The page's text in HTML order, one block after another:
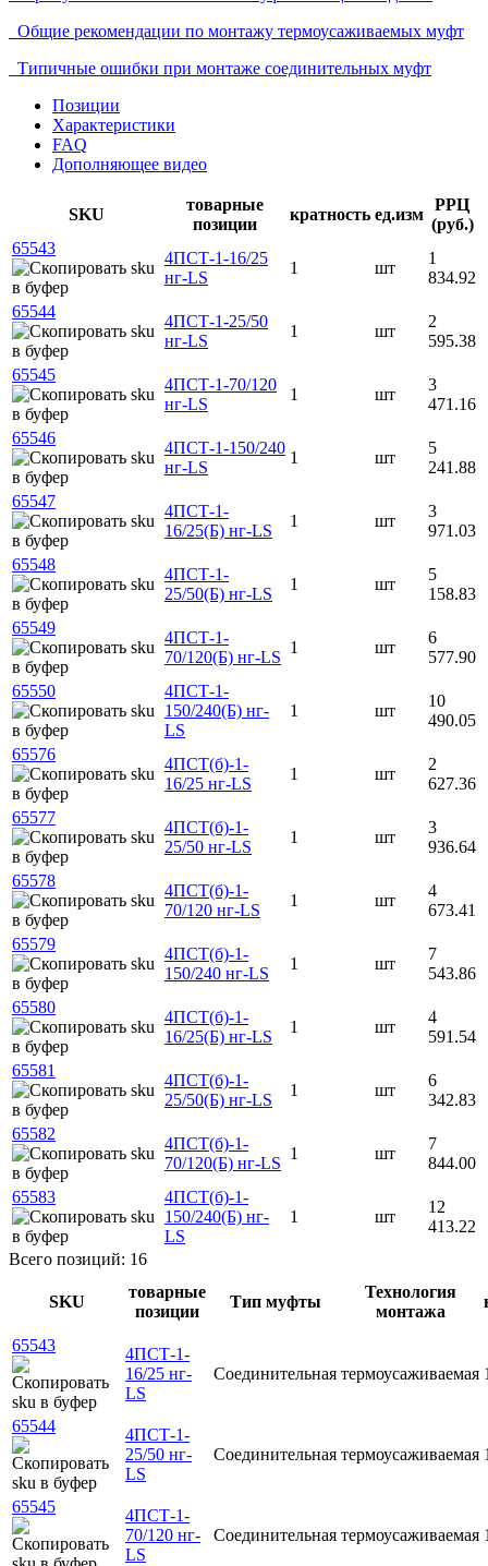
Общие рекомендации по монтажу термоусаживаемых муфт
Типичные ошибки при монтаже соединительных муфт
Позиции
Характеристики
FAQ
Дополняющее видео
SKU
товарные
позиции
кратность ед.изм
РРЦ
(руб.)
65543
4ПСТ-1-16/25
нг-LS
1 шт
1
834.92
65544
4ПСТ-1-25/50
нг-LS
1 шт
2
595.38
65545
4ПСТ-1-70/120
нг-LS
1 шт
3
471.16
65546
4ПСТ-1-150/240
нг-LS
1 шт
5
241.88
65547
4ПСТ-1-
16/25(Б) нг-LS
1 шт
3
971.03
65548
4ПСТ-1-
25/50(Б) нг-LS
1 шт
5
158.83
65549
4ПСТ-1-
70/120(Б) нг-LS
1 шт
6
577.90
65550
4ПСТ-1-
150/240(Б) нг-
LS
1 шт
10
490.05
65576
4ПСТ(б)-1-
16/25 нг-LS
1 шт
2
627.36
65577
4ПСТ(б)-1-
25/50 нг-LS
1 шт
3
936.64
65578
4ПСТ(б)-1-
70/120 нг-LS
1 шт
4
673.41
65579
4ПСТ(б)-1-
150/240 нг-LS
1 шт
7
543.86
65580
4ПСТ(б)-1-
16/25(Б) нг-LS
1 шт
4
591.54
65581
4ПСТ(б)-1-
25/50(Б) нг-LS
1 шт
6
342.83
65582
4ПСТ(б)-1-
70/120(Б) нг-LS
1 шт
7
844.00
65583
4ПСТ(б)-1-
150/240(Б) нг-
LS
1 шт
12
413.22
Всего позиций: 16
SKU
товарные
позиции
Тип муфты
Технология
монтажа
65543
4ПСТ-1-
16/25 нг-
LS
Соединительная термоусаживаемая
65544
4ПСТ-1-
25/50 нг-
LS
Соединительная термоусаживаемая
65545
4ПСТ-1-
70/120 нг-
LS
Соединительная термоусаживаемая